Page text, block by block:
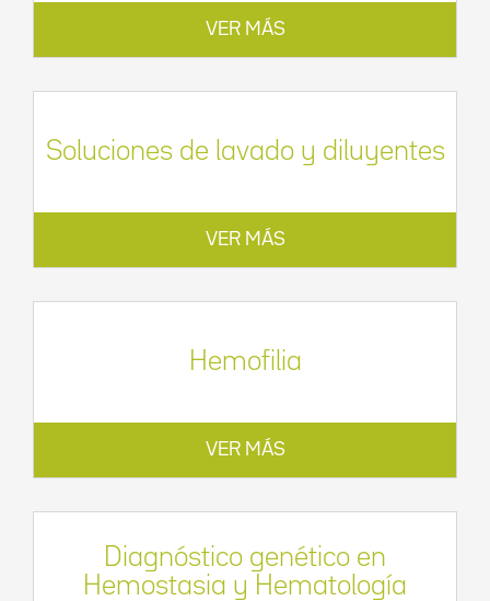
VER MÁS
Soluciones de lavado y diluyentes
VER MÁS
Hemofilia
VER MÁS
Diagnóstico genético en
Hemostasia y Hematología